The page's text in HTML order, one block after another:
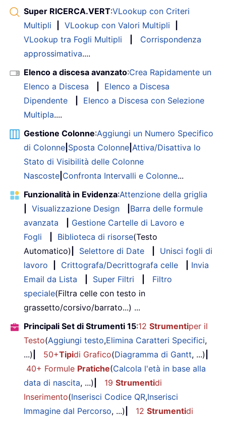
Super RICERCA.VERT:VLookup con Criteri
Multipli
VLookup con Valori Multipli
VLookup tra Fogli Multipli
Corrispondenza
approssimativa....
Elenco a discesa avanzato:Crea Rapidamente un
Elenco a Discesa
Elenco a Discesa
Dipendente
Elenco a Discesa con Selezione
Multipla....
Gestione Colonne:Aggiungi un Numero Specifico
di Colonne Sposta Colonne Attiva/Disattiva lo
Stato di Visibilità delle Colonne
Nascoste Confronta Intervalli e Colonne...
Funzionalità in Evidenza:Attenzione della griglia
Visualizzazione Design
Barra delle formule
avanzata
Gestione Cartelle di Lavoro e
Fogli
Biblioteca di risorse(Testo
Automatico)
Selettore di Date
Unisci fogli di
lavoro
Crittografa/Decrittografa celle
Invia
Email da Lista
Super Filtri
Filtro
speciale(Filtra celle con testo in
grassetto/corsivo/barrato...) ...
Principali Set di Strumenti 15:12 Strumentiper il
Testo(Aggiungi testo,Elimina Caratteri Specifici,
...)
50+Tipidi Grafico(Diagramma di Gantt, ...)
40+ Formule Pratiche(Calcola l'età in base alla
data di nascita, ...) 19 Strumentidi
Inserimento(Inserisci Codice QR,Inserisci
Immagine dal Percorso, ...) 12 Strumentidi